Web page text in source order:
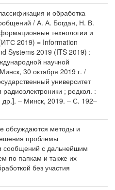
и обработка
/ А. А. Богдан, Н. В.
технологии и
2019) = Information
Systems 2019 (ITS 2019) :
научной
30 октября 2019 г. /
университет
; редкол. :
– Минск, 2019. – С. 192–
обсуждаются методы и
проблемы
сообщений с дальнейшим
по папкам и также их
без участия